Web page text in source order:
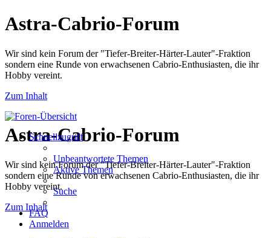
Astra-Cabrio-Forum
Wir sind kein Forum der "Tiefer-Breiter-Härter-Lauter"-Fraktion
sondern eine Runde von erwachsenen Cabrio-Enthusiasten, die ihr
Hobby vereint.
Zum Inhalt
Astra-Cabrio-Forum
Wir sind kein Forum der "Tiefer-Breiter-Härter-Lauter"-Fraktion
sondern eine Runde von erwachsenen Cabrio-Enthusiasten, die ihr
Hobby vereint.
Zum Inhalt
Schnellzugriff
Unbeantwortete Themen
Aktive Themen
Suche
FAQ
Anmelden